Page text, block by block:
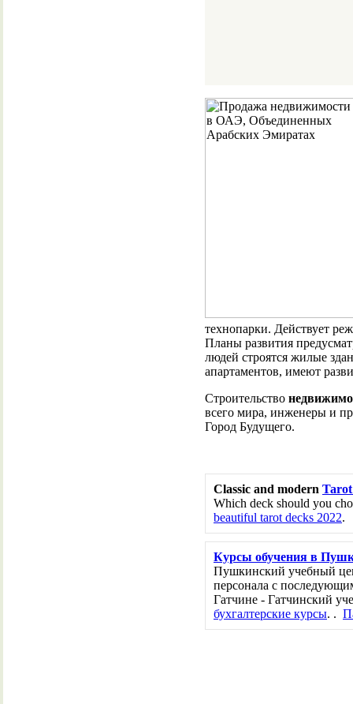
технопарки. Действует
Планы развития
людей строятся жилые
апартаментов, имеют
Строительство
всего мира, инженеры и
Город Будущего.
Classic and modern
Which deck should you
beautiful tarot decks 2022.
Курсы обучения в
Пушкинский учебный
персонала с
Гатчине - Гатчинский
бухгалтерские курсы. .